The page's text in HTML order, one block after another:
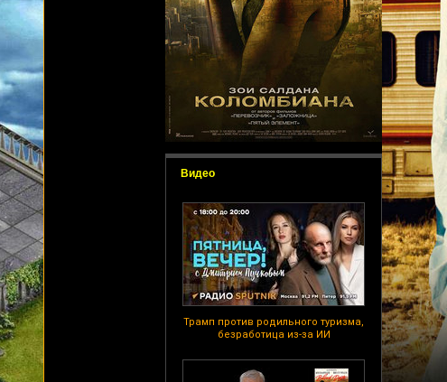
Видео
Трамп против родильного туризма,
безработица из-за ИИ